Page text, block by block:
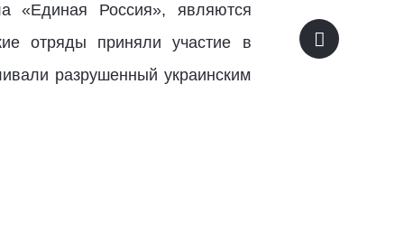
«Единая Россия», являются
отряды приняли участие в
разрушенный украинским